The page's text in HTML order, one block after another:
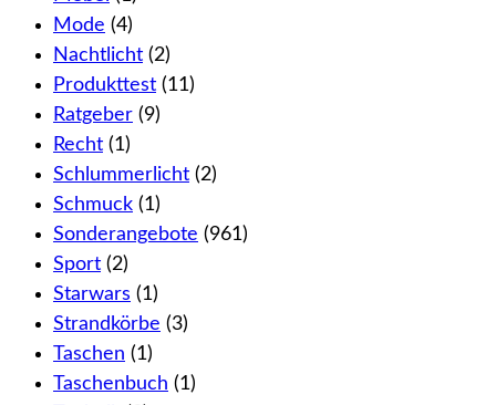
Mode (4)
Nachtlicht (2)
Produkttest (11)
Ratgeber (9)
Recht (1)
Schlummerlicht (2)
Schmuck (1)
Sonderangebote (961)
Sport (2)
Starwars (1)
Strandkörbe (3)
Taschen (1)
Taschenbuch (1)